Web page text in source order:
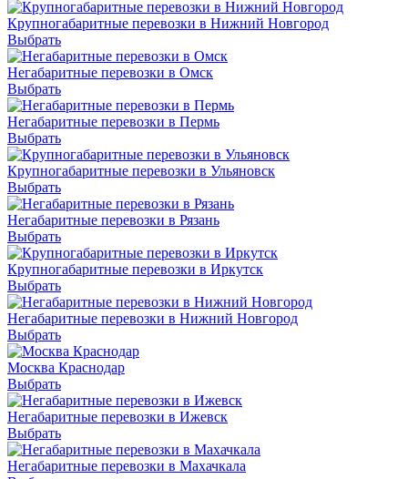
Крупногабаритные перевозки в Нижний Новгород
Выбрать
Негабаритные перевозки в Омск
Выбрать
Негабаритные перевозки в Пермь
Выбрать
Крупногабаритные перевозки в Ульяновск
Выбрать
Негабаритные перевозки в Рязань
Выбрать
Крупногабаритные перевозки в Иркутск
Выбрать
Негабаритные перевозки в Нижний Новгород
Выбрать
Москва Краснодар
Выбрать
Негабаритные перевозки в Ижевск
Выбрать
Негабаритные перевозки в Махачкала